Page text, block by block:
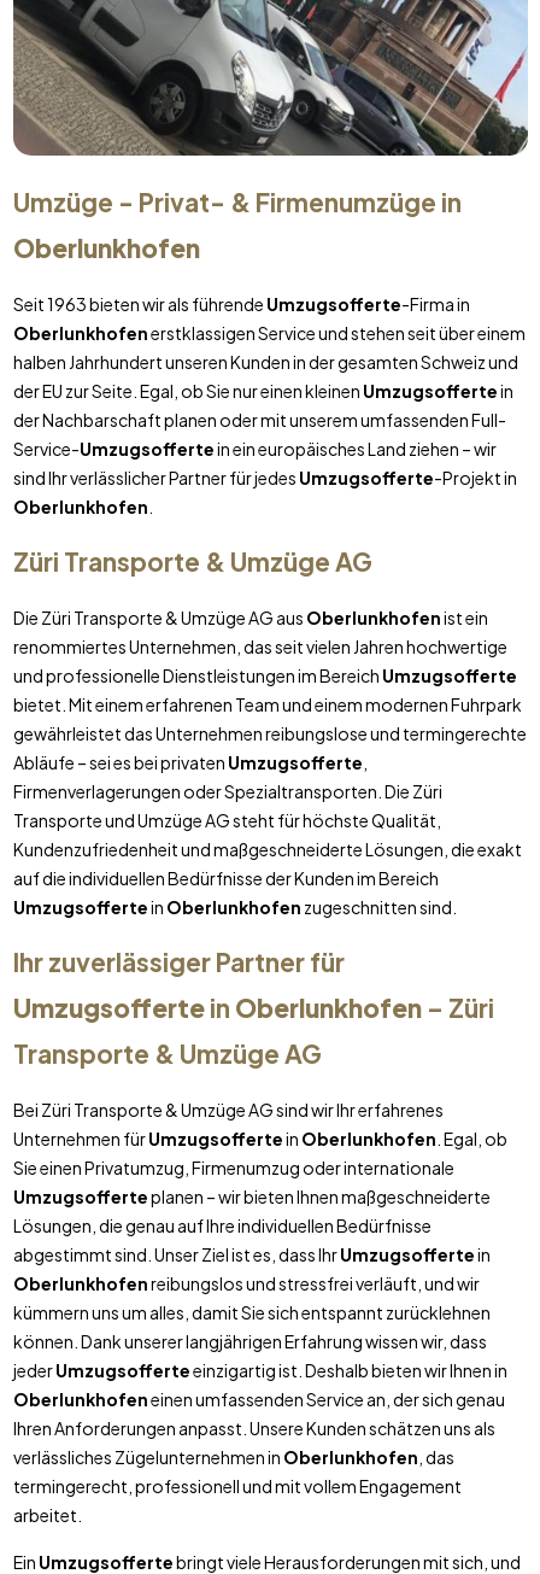
Umzüge - Privat- & Firmenumzüge in
Oberlunkhofen
Seit 1963 bieten wir als führende Umzugsofferte-Firma in
Oberlunkhofenerstklassigen Service und stehen seit über einem
halben Jahrhundert unseren Kunden in der gesamten Schweiz und
der EU zur Seite. Egal, ob Sie nur einen kleinen Umzugsoffertein
der Nachbarschaft planen oder mit unserem umfassenden Full-
Service-Umzugsoffertein ein europäisches Land ziehen – wir
sind Ihr verlässlicher Partner für jedes Umzugsofferte-Projekt in
Oberlunkhofen
Züri Transporte & Umzüge AG
Die Züri Transporte & Umzüge AG aus Oberlunkhofenist ein
renommiertes Unternehmen, das seit vielen Jahren hochwertige
und professionelle Dienstleistungen im Bereich Umzugsofferte
bietet. Mit einem erfahrenen Team und einem modernen Fuhrpark
gewährleistet das Unternehmen reibungslose und termingerechte
Abläufe – sei es bei privaten Umzugsofferte
Firmenverlagerungen oder Spezialtransporten. Die Züri
Transporte und Umzüge AG steht für höchste Qualität,
Kundenzufriedenheit und maßgeschneiderte Lösungen, die exakt
auf die individuellen Bedürfnisse der Kunden im Bereich
Umzugsoffertein Oberlunkhofen zugeschnitten sind.
Ihr zuverlässiger Partner für
Umzugsoffertein Oberlunkhofen– Züri
Transporte & Umzüge AG
Bei Züri Transporte & Umzüge AG sind wir Ihr erfahrenes
Unternehmen fürUmzugsoffertein Oberlunkhofen . Egal, ob
Sie einen Privatumzug, Firmenumzug oder internationale
Umzugsofferteplanen – wir bieten Ihnen maßgeschneiderte
Lösungen, die genau auf Ihre individuellen Bedürfnisse
abgestimmt sind. Unser Ziel ist es, dass IhrUmzugsoffertein
Oberlunkhofenreibungslos und stressfrei verläuft, und wir
kümmern uns um alles, damit Sie sich entspannt zurücklehnen
können. Dank unserer langjährigen Erfahrung wissen wir, dass
jederUmzugsofferteeinzigartig ist. Deshalb bieten wir Ihnen in
Oberlunkhofeneinen umfassenden Service an, der sich genau
Ihren Anforderungen anpasst. Unsere Kunden schätzen uns als
verlässliches Zügelunternehmen in Oberlunkhofen , das
termingerecht, professionell und mit vollem Engagement
arbeitet.
Ein Umzugsoffertebringt viele Herausforderungen mit sich, und